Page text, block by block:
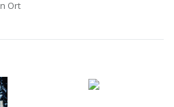
Ort